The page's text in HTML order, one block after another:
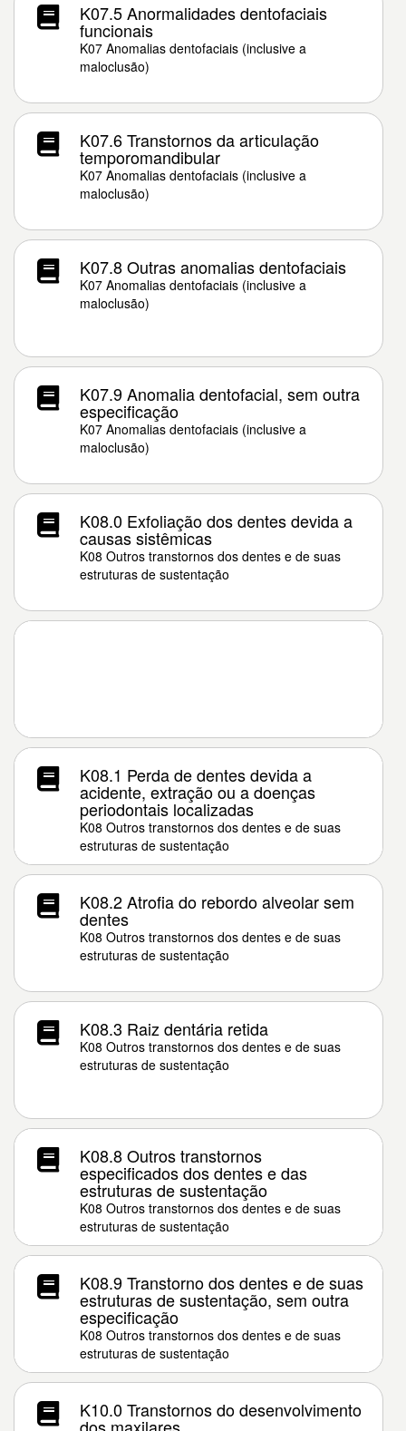
K07.5 Anormalidades dentofaciais
funcionais
K07 Anomalias dentofaciais (inclusive a
maloclusão)
K07.6 Transtornos da articulação
temporomandibular
K07 Anomalias dentofaciais (inclusive a
maloclusão)
K07.8 Outras anomalias dentofaciais
K07 Anomalias dentofaciais (inclusive a
maloclusão)
K07.9 Anomalia dentofacial, sem outra
especificação
K07 Anomalias dentofaciais (inclusive a
maloclusão)
K08.0 Exfoliação dos dentes devida a
causas sistêmicas
K08 Outros transtornos dos dentes e de suas
estruturas de sustentação
K08.1 Perda de dentes devida a
acidente, extração ou a doenças
periodontais localizadas
K08 Outros transtornos dos dentes e de suas
estruturas de sustentação
K08.2 Atrofia do rebordo alveolar sem
dentes
K08 Outros transtornos dos dentes e de suas
estruturas de sustentação
K08.3 Raiz dentária retida
K08 Outros transtornos dos dentes e de suas
estruturas de sustentação
K08.8 Outros transtornos
especificados dos dentes e das
estruturas de sustentação
K08 Outros transtornos dos dentes e de suas
estruturas de sustentação
K08.9 Transtorno dos dentes e de suas
estruturas de sustentação, sem outra
especificação
K08 Outros transtornos dos dentes e de suas
estruturas de sustentação
K10.0 Transtornos do desenvolvimento